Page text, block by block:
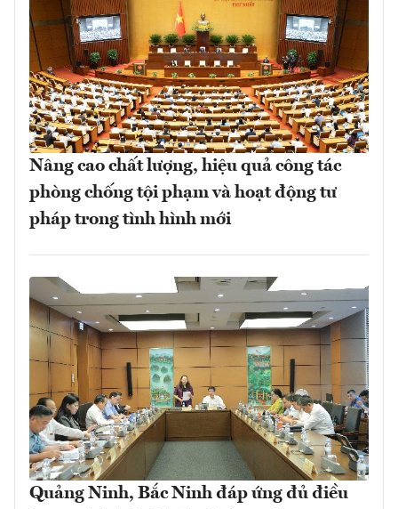
Nâng cao chất lượng, hiệu quả công tác
phòng chống tội phạm và hoạt động tư
pháp trong tình hình mới
Quảng Ninh, Bắc Ninh đáp ứng đủ điều